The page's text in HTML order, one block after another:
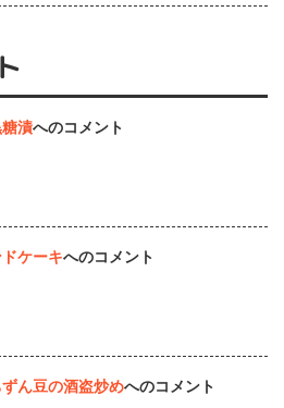
漬へのコメント
ケーキへのコメント
ん豆の酒盗炒めへのコメント